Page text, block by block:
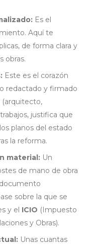
Es el
Aquí te
de forma clara y
obras.
Este es el corazón
redactado y firmado
justifica que
planos del estado
la reforma.
material: Un
de mano de obra
sobre la que se
y el ICIO (Impuesto
y Obras).
Unas cuantas